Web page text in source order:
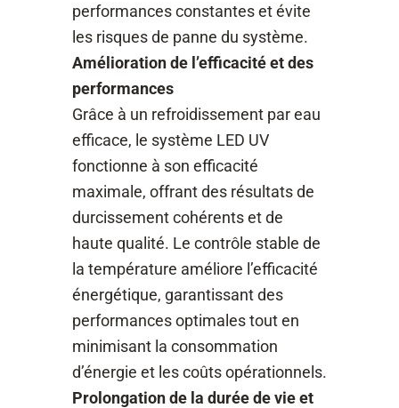
performances constantes et évite
les risques de panne du système.
Amélioration de l’efficacité et des
performances
Grâce à un refroidissement par eau
efficace, le système LED UV
fonctionne à son efficacité
maximale, offrant des résultats de
durcissement cohérents et de
haute qualité. Le contrôle stable de
la température améliore l’efficacité
énergétique, garantissant des
performances optimales tout en
minimisant la consommation
d’énergie et les coûts opérationnels.
Prolongation de la durée de vie et